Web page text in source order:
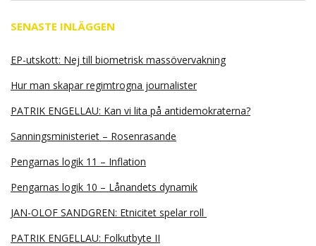
SENASTE INLÄGGEN
EP-utskott: Nej till biometrisk massövervakning
Hur man skapar regimtrogna journalister
PATRIK ENGELLAU: Kan vi lita på antidemokraterna?
Sanningsministeriet – Rosenrasande
Pengarnas logik 11 – Inflation
Pengarnas logik 10 – Lånandets dynamik
JAN-OLOF SANDGREN: Etnicitet spelar roll
PATRIK ENGELLAU: Folkutbyte II